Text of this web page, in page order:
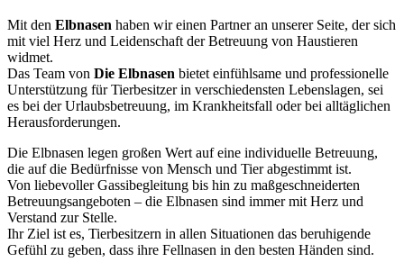
Mit den Elbnasen haben wir einen Partner an unserer Seite, der sich
mit viel Herz und Leidenschaft der Betreuung von Haustieren
widmet.
Das Team von Die Elbnasen bietet einfühlsame und professionelle
Unterstützung für Tierbesitzer in verschiedensten Lebenslagen, sei
es bei der Urlaubsbetreuung, im Krankheitsfall oder bei alltäglichen
Herausforderungen.
Die Elbnasen legen großen Wert auf eine individuelle Betreuung,
die auf die Bedürfnisse von Mensch und Tier abgestimmt ist.
Von liebevoller Gassibegleitung bis hin zu maßgeschneiderten
Betreuungsangeboten – die Elbnasen sind immer mit Herz und
Verstand zur Stelle.
Ihr Ziel ist es, Tierbesitzern in allen Situationen das beruhigende
Gefühl zu geben, dass ihre Fellnasen in den besten Händen sind.